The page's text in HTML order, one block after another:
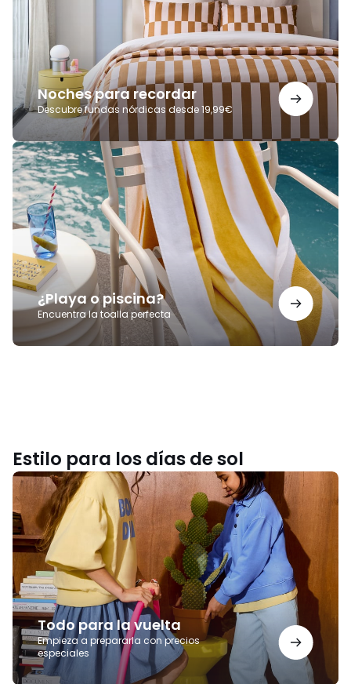
Noches para recordar
Descubre fundas nórdicas desde 19,99€
¿Playa o piscina?
Encuentra la toalla perfecta
¿Playa
o
piscina?
Estilo para los días de sol
Todo para la vuelta
Empieza a prepararla con precios
especiales
Todo
para
la
vuelta